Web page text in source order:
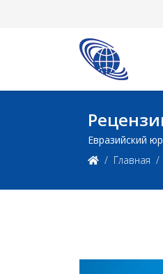
Евразийский
Главная